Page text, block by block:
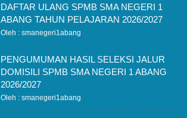
DAFTAR ULANG SPMB SMA NEGERI 1
ABANG TAHUN PELAJARAN 2026/2027
Oleh : smanegeri1abang
PENGUMUMAN HASIL SELEKSI JALUR
DOMISILI SPMB SMA NEGERI 1 ABANG
2026/2027
Oleh : smanegeri1abang